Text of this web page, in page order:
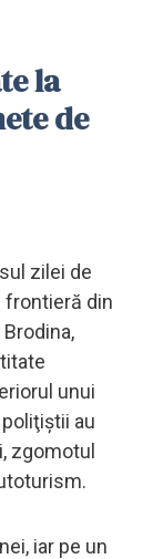
la
de
zilei de
frontieră din
unui
au
zgomotul
iar pe un